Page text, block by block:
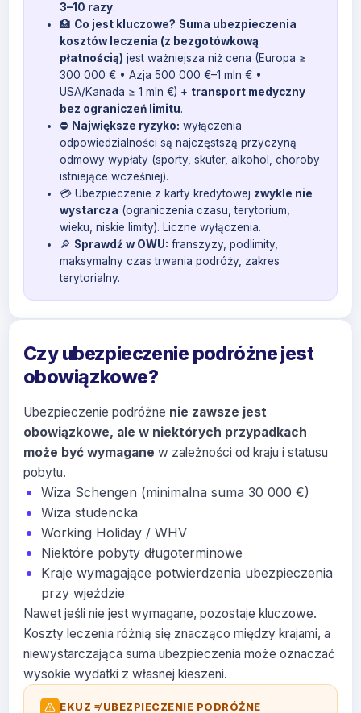
3–10 razy.
🏥 Co jest kluczowe? Suma ubezpieczenia
kosztów leczenia (z bezgotówkową
płatnością) jest ważniejsza niż cena (Europa ≥
300 000 € • Azja 500 000 €–1 mln € •
USA/Kanada ≥ 1 mln €) + transport medyczny
bez ograniczeń limitu.
⛔ Największe ryzyko: wyłączenia
odpowiedzialności są najczęstszą przyczyną
odmowy wypłaty (sporty, skuter, alkohol, choroby
istniejące wcześniej).
💳 Ubezpieczenie z karty kredytowej zwykle nie
wystarcza (ograniczenia czasu, terytorium,
wieku, niskie limity). Liczne wyłączenia.
🔎 Sprawdź w OWU: franszyzy, podlimity,
maksymalny czas trwania podróży, zakres
terytorialny.
Czy ubezpieczenie podróżne jest
obowiązkowe?
Ubezpieczenie podróżne nie zawsze jest
obowiązkowe, ale w niektórych przypadkach
może być wymagane w zależności od kraju i statusu
pobytu.
Wiza Schengen (minimalna suma 30 000 €)
Wiza studencka
Working Holiday / WHV
Niektóre pobyty długoterminowe
Kraje wymagające potwierdzenia ubezpieczenia
przy wjeździe
Nawet jeśli nie jest wymagane, pozostaje kluczowe.
Koszty leczenia różnią się znacząco między krajami, a
niewystarczająca suma ubezpieczenia może oznaczać
wysokie wydatki z własnej kieszeni.
EKUZ ≠ UBEZPIECZENIE PODRÓŻNE